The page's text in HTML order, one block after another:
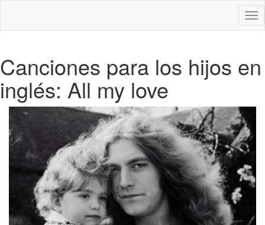
Canciones para los hijos en
inglés: All my love